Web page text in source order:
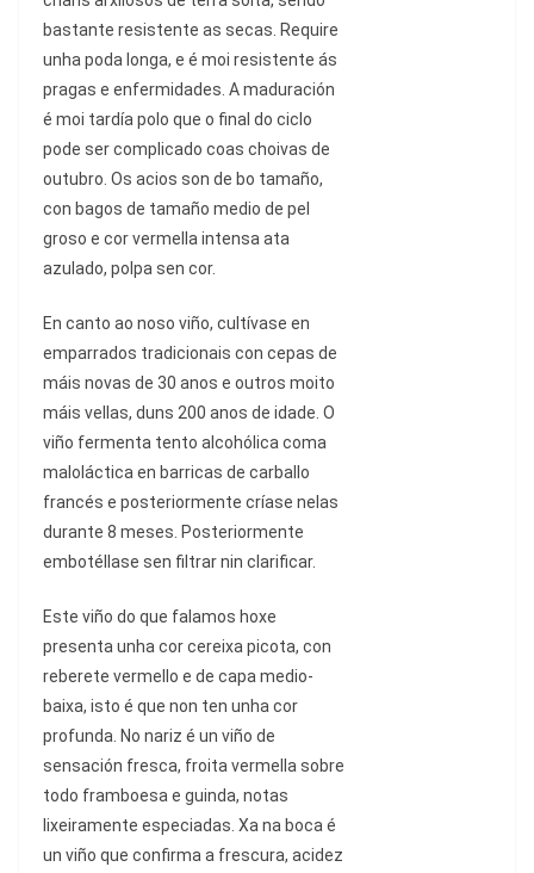
bastante resistente as secas. Require
unha poda longa, e é moi resistente ás
pragas e enfermidades. A maduración
é moi tardía polo que o final do ciclo
pode ser complicado coas choivas de
outubro. Os acios son de bo tamaño,
con bagos de tamaño medio de pel
groso e cor vermella intensa ata
azulado, polpa sen cor.
En canto ao noso viño, cultívase en
emparrados tradicionais con cepas de
máis novas de 30 anos e outros moito
máis vellas, duns 200 anos de idade. O
viño fermenta tento alcohólica coma
maloláctica en barricas de carballo
francés e posteriormente críase nelas
durante 8 meses. Posteriormente
embotéllase sen filtrar nin clarificar.
Este viño do que falamos hoxe
presenta unha cor cereixa picota, con
reberete vermello e de capa medio-
baixa, isto é que non ten unha cor
profunda. No nariz é un viño de
sensación fresca, froita vermella sobre
todo framboesa e guinda, notas
lixeiramente especiadas. Xa na boca é
un viño que confirma a frescura, acidez